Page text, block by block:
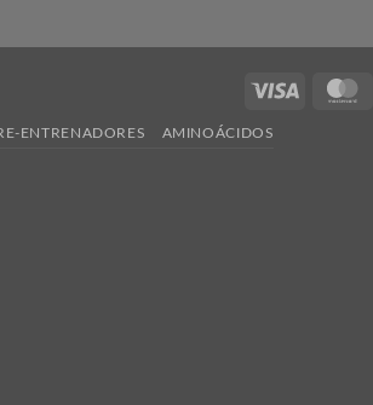
Visa
ENTRENADORES AMINOÁCIDOS